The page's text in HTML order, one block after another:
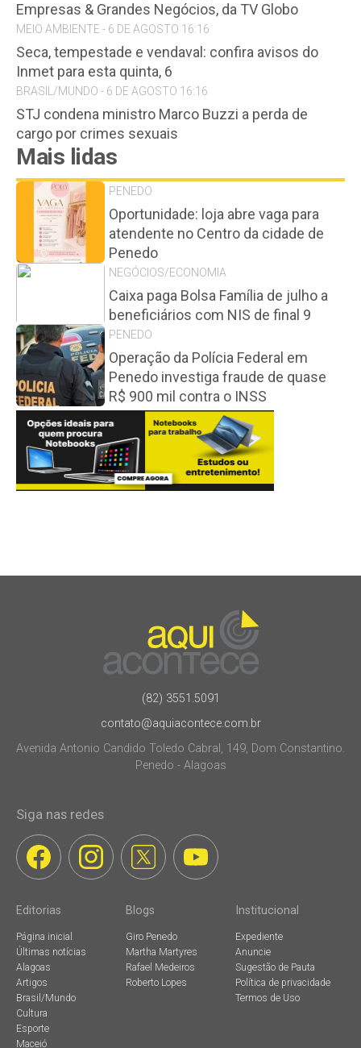
Empresas & Grandes Negócios, da TV Globo
MEIO AMBIENTE - 6 DE AGOSTO 16:16
Seca, tempestade e vendaval: confira avisos do
Inmet para esta quinta, 6
BRASIL/MUNDO - 6 DE AGOSTO 16:16
STJ condena ministro Marco Buzzi a perda de
cargo por crimes sexuais
Mais lidas
PENEDO
Oportunidade: loja abre vaga para
atendente no Centro da cidade de
Penedo
NEGÓCIOS/ECONOMIA
Caixa paga Bolsa Família de julho a
beneficiários com NIS de final 9
PENEDO
Operação da Polícia Federal em
Penedo investiga fraude de quase
R$ 900 mil contra o INSS
(82) 3551.5091
contato@aquiacontece.com.br
Avenida Antonio Candido Toledo Cabral, 149, Dom Constantino.
Penedo - Alagoas
Siga nas redes
Editorias
Página inicial
Últimas notícias
Alagoas
Artigos
Brasil/Mundo
Cultura
Esporte
Maceió
Blogs
Giro Penedo
Martha Martyres
Rafael Medeiros
Roberto Lopes
Institucional
Expediente
Anuncie
Sugestão de Pauta
Política de privacidade
Termos de Uso